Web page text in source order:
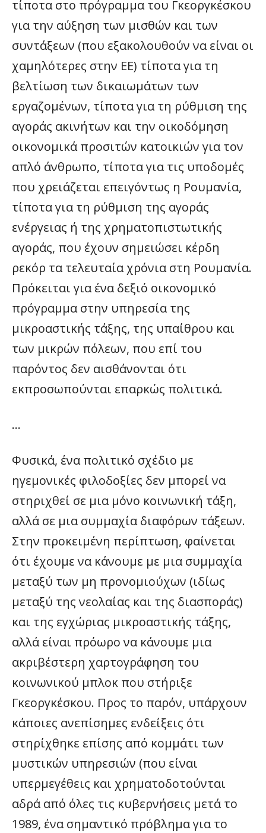
τίποτα στο πρόγραμμα του Γκεοργκέσκου
για την αύξηση των μισθών και των
συντάξεων (που εξακολουθούν να είναι οι
χαμηλότερες στην ΕΕ) τίποτα για τη
βελτίωση των δικαιωμάτων των
εργαζομένων, τίποτα για τη ρύθμιση της
αγοράς ακινήτων και την οικοδόμηση
οικονομικά προσιτών κατοικιών για τον
απλό άνθρωπο, τίποτα για τις υποδομές
που χρειάζεται επειγόντως η Ρουμανία,
τίποτα για τη ρύθμιση της αγοράς
ενέργειας ή της χρηματοπιστωτικής
αγοράς, που έχουν σημειώσει κέρδη
ρεκόρ τα τελευταία χρόνια στη Ρουμανία.
Πρόκειται για ένα δεξιό οικονομικό
πρόγραμμα στην υπηρεσία της
μικροαστικής τάξης, της υπαίθρου και
των μικρών πόλεων, που επί του
παρόντος δεν αισθάνονται ότι
εκπροσωπούνται επαρκώς πολιτικά.
…
Φυσικά, ένα πολιτικό σχέδιο με
ηγεμονικές φιλοδοξίες δεν μπορεί να
στηριχθεί σε μια μόνο κοινωνική τάξη,
αλλά σε μια συμμαχία διαφόρων τάξεων.
Στην προκειμένη περίπτωση, φαίνεται
ότι έχουμε να κάνουμε με μια συμμαχία
μεταξύ των μη προνομιούχων (ιδίως
μεταξύ της νεολαίας και της διασποράς)
και της εγχώριας μικροαστικής τάξης,
αλλά είναι πρόωρο να κάνουμε μια
ακριβέστερη χαρτογράφηση του
κοινωνικού μπλοκ που στήριξε
Γκεοργκέσκου. Προς το παρόν, υπάρχουν
κάποιες ανεπίσημες ενδείξεις ότι
στηρίχθηκε επίσης από κομμάτι των
μυστικών υπηρεσιών (που είναι
υπερμεγέθεις και χρηματοδοτούνται
αδρά από όλες τις κυβερνήσεις μετά το
1989, ένα σημαντικό πρόβλημα για το